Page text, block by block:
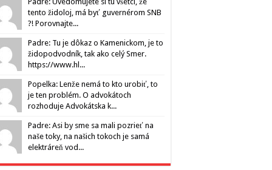
tento židoloj, má byť guvernérom SNB
?! Porovnajte...
Padre: Tu je dôkaz o Kamenickom, je to
židopodvodník, tak ako celý Smer.
https://www.hl...
Popelka: Lenže nemá to kto urobiť, to
je ten problém. O advokátoch
rozhoduje Advokátska k...
Padre: Asi by sme sa mali pozrieť na
naše toky, na našich tokoch je samá
elektráreň vod...